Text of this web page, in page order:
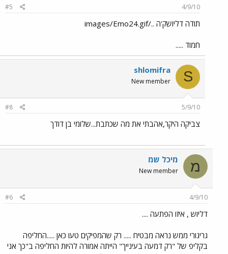
4/9/10
#5
תודה דליושק'ה ../images/Emo24.gif
חמוד .....
S
shlomifra
New member
5/9/10
#8
צביקה היקר,אהבתי את מה שכתבת...שלומי בן דודך
מ מיכל שמ
New member
4/9/10
#6
דליוש , איזו הפתעה ....
גריגורי ממש נראה מבטיח ..... רק שהמפיקים טעו כאן .....החליפה
בקליפ של "רק דמעה בעינייך" הייתה אמורה להיות החליפה ב"כך אני